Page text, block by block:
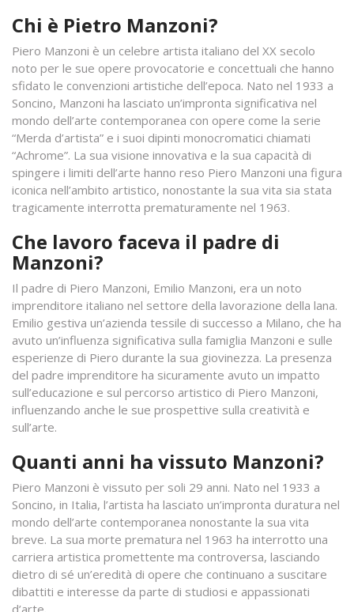
Chi è Pietro Manzoni?
Piero Manzoni è un celebre artista italiano del XX secolo
noto per le sue opere provocatorie e concettuali che hanno
sfidato le convenzioni artistiche dell’epoca. Nato nel 1933 a
Soncino, Manzoni ha lasciato un’impronta significativa nel
mondo dell’arte contemporanea con opere come la serie
“Merda d’artista” e i suoi dipinti monocromatici chiamati
“Achrome”. La sua visione innovativa e la sua capacità di
spingere i limiti dell’arte hanno reso Piero Manzoni una figura
iconica nell’ambito artistico, nonostante la sua vita sia stata
tragicamente interrotta prematuramente nel 1963.
Che lavoro faceva il padre di
Manzoni?
Il padre di Piero Manzoni, Emilio Manzoni, era un noto
imprenditore italiano nel settore della lavorazione della lana.
Emilio gestiva un’azienda tessile di successo a Milano, che ha
avuto un’influenza significativa sulla famiglia Manzoni e sulle
esperienze di Piero durante la sua giovinezza. La presenza
del padre imprenditore ha sicuramente avuto un impatto
sull’educazione e sul percorso artistico di Piero Manzoni,
influenzando anche le sue prospettive sulla creatività e
sull’arte.
Quanti anni ha vissuto Manzoni?
Piero Manzoni è vissuto per soli 29 anni. Nato nel 1933 a
Soncino, in Italia, l’artista ha lasciato un’impronta duratura nel
mondo dell’arte contemporanea nonostante la sua vita
breve. La sua morte prematura nel 1963 ha interrotto una
carriera artistica promettente ma controversa, lasciando
dietro di sé un’eredità di opere che continuano a suscitare
dibattiti e interesse da parte di studiosi e appassionati
d’arte.